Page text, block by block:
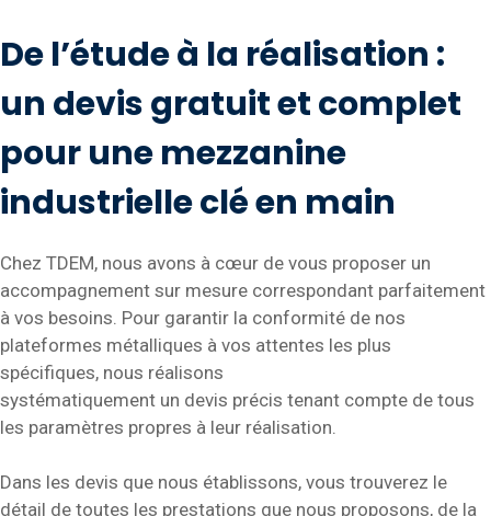
De l’étude à la réalisation :
un devis gratuit et complet
pour une mezzanine
industrielle clé en main
Chez TDEM, nous avons à cœur de vous proposer un
accompagnement sur mesure correspondant parfaitement
à vos besoins. Pour garantir la conformité de nos
plateformes métalliques à vos attentes les plus
spécifiques, nous réalisons
systématiquement un devis précis tenant compte de tous
les paramètres propres à leur réalisation.
Dans les devis que nous établissons, vous trouverez le
détail de toutes les prestations que nous proposons, de la